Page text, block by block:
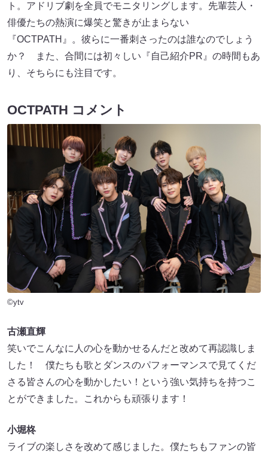
ト。アドリブ劇を全員でモニタリングします。先輩芸人・
俳優たちの熱演に爆笑と驚きが止まらない
『OCTPATH』。彼らに一番刺さったのは誰なのでしょう
か？ また、合間には初々しい『自己紹介PR』の時間もあ
り、そちらにも注目です。
OCTPATH コメント
©ytv
古瀬直輝
笑いでこんなに人の心を動かせるんだと改めて再認識しま
した！ 僕たちも歌とダンスのパフォーマンスで見てくだ
さる皆さんの心を動かしたい！という強い気持ちを持つこ
とができました。これからも頑張ります！
小堀柊
ライブの楽しさを改めて感じました。僕たちもファンの皆